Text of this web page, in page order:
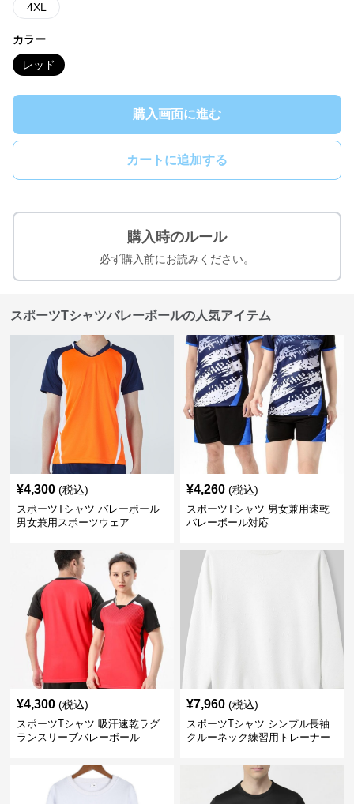
4XL
カラー
レッド
購入画面に進む
カートに追加する
購入時のルール
必ず購入前にお読みください。
スポーツTシャツバレーボールの人気アイテム
¥4,300 (税込)
スポーツTシャツ バレーボール
男女兼用スポーツウェア
¥4,260 (税込)
スポーツTシャツ 男女兼用速乾
バレーボール対応
¥4,300 (税込)
スポーツTシャツ 吸汗速乾ラグ
ランスリーブバレーボール
¥7,960 (税込)
スポーツTシャツ シンプル長袖
クルーネック練習用トレーナー